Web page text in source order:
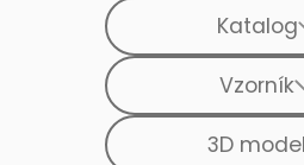
Katalog
Vzorník
3D